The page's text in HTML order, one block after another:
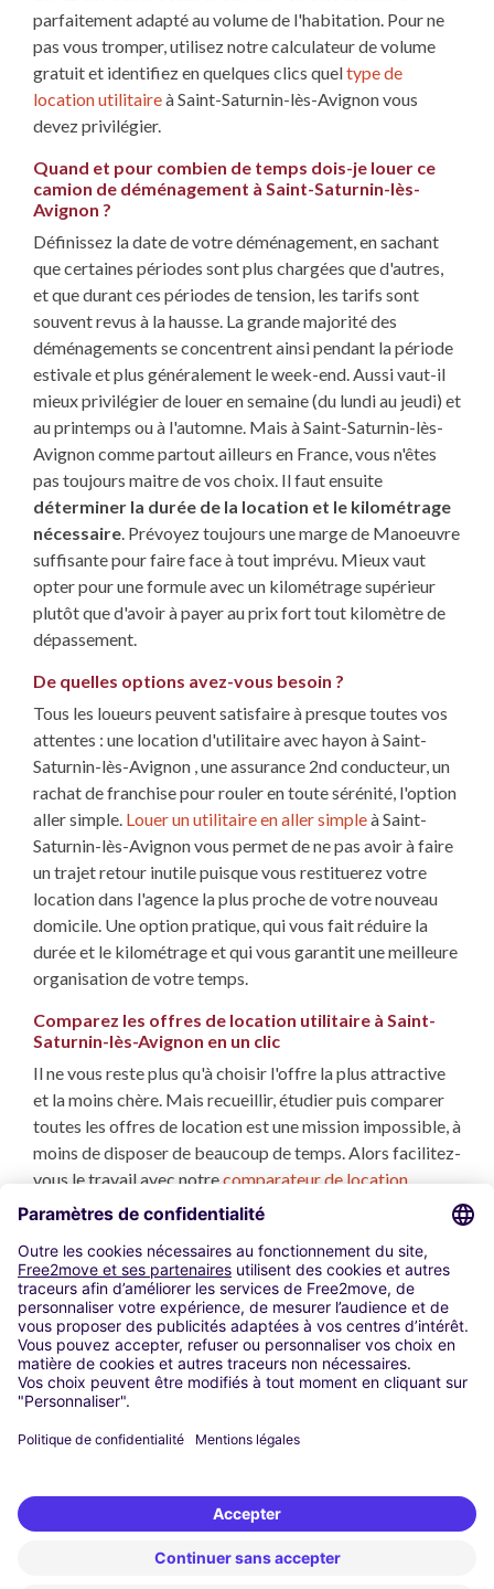
parfaitement adapté au volume de l'habitation. Pour ne
pas vous tromper, utilisez notre calculateur de volume
gratuit et identifiez en quelques clics queltype de
location utilitaireà Saint-Saturnin-lès-Avignon vous
devez privilégier.
Quand et pour combien de temps dois-je louer ce
camion de déménagement à Saint-Saturnin-lès-
Avignon ?
Définissez la date de votre déménagement, en sachant
que certaines périodes sont plus chargées que d'autres,
et que durant ces périodes de tension, les tarifs sont
souvent revus à la hausse. La grande majorité des
déménagements se concentrent ainsi pendant la période
estivale et plus généralement le week-end. Aussi vaut-il
mieux privilégier de louer en semaine (du lundi au jeudi) et
au printemps ou à l'automne. Mais à Saint-Saturnin-lès-
Avignon comme partout ailleurs en France, vous n'êtes
pas toujours maitre de vos choix. Il faut ensuite
déterminer la durée de la location et le kilométrage
nécessaire. Prévoyez toujours une marge de Manoeuvre
suffisante pour faire face à tout imprévu. Mieux vaut
opter pour une formule avec un kilométrage supérieur
plutôt que d'avoir à payer au prix fort tout kilomètre de
dépassement.
De quelles options avez-vous besoin ?
Tous les loueurs peuvent satisfaire à presque toutes vos
attentes : une location d'utilitaire avec hayon à Saint-
Saturnin-lès-Avignon , une assurance 2nd conducteur, un
rachat de franchise pour rouler en toute sérénité, l'option
aller simple. Louer un utilitaire en aller simpleà Saint-
Saturnin-lès-Avignon vous permet de ne pas avoir à faire
un trajet retour inutile puisque vous restituerez votre
location dans l'agence la plus proche de votre nouveau
domicile. Une option pratique, qui vous fait réduire la
durée et le kilométrage et qui vous garantit une meilleure
organisation de votre temps.
Comparez les offres de location utilitaire à Saint-
Saturnin-lès-Avignon en un clic
Il ne vous reste plus qu'à choisir l'offre la plus attractive
et la moins chère. Mais recueillir, étudier puis comparer
toutes les offres de location est une mission impossible, à
moins de disposer de beaucoup de temps. Alors facilitez-
vous le travail avec notrecomparateur de location
utilitaire. Nous analysons et comparons toutes les
répondant à vos critères, et en quelques secondes vous
disposez des propositions les plus avantageuses.
Utilisation de cookies
Mentions Légales
Conditions d’utilisations
Comparateur-location-utilitaire.fr à l'international
alquilo-una-furgoneta.com